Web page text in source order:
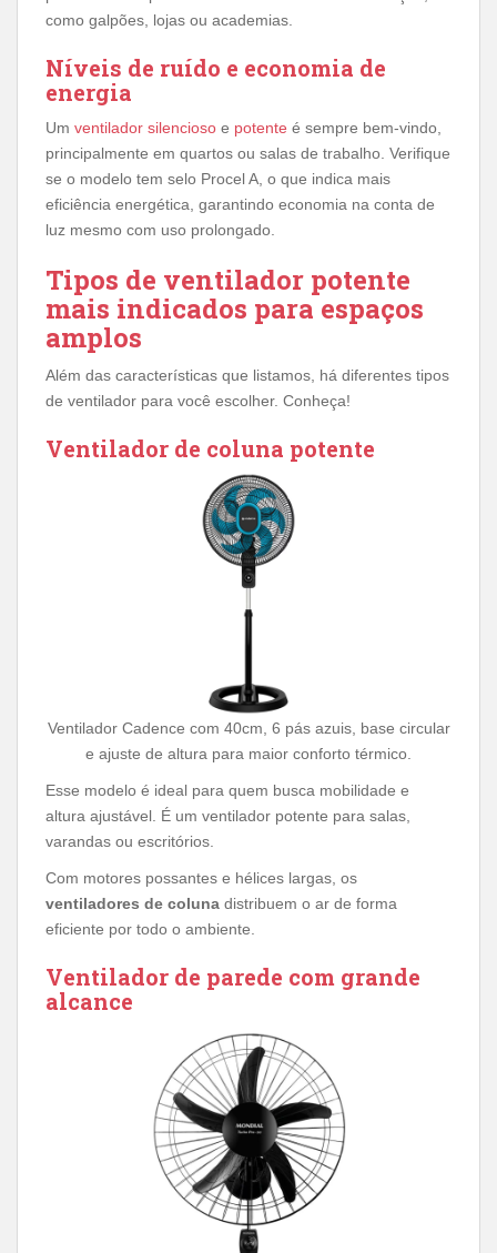
como galpões, lojas ou academias.
Níveis de ruído e economia de
energia
Um ventilador silencioso e potente é sempre bem-vindo,
principalmente em quartos ou salas de trabalho. Verifique
se o modelo tem selo Procel A, o que indica mais
eficiência energética, garantindo economia na conta de
luz mesmo com uso prolongado.
Tipos de ventilador potente
mais indicados para espaços
amplos
Além das características que listamos, há diferentes tipos
de ventilador para você escolher. Conheça!
Ventilador de coluna potente
Ventilador Cadence com 40cm, 6 pás azuis, base circular
e ajuste de altura para maior conforto térmico.
Esse modelo é ideal para quem busca mobilidade e
altura ajustável. É um ventilador potente para salas,
varandas ou escritórios.
Com motores possantes e hélices largas, os
ventiladores de coluna distribuem o ar de forma
eficiente por todo o ambiente.
Ventilador de parede com grande
alcance